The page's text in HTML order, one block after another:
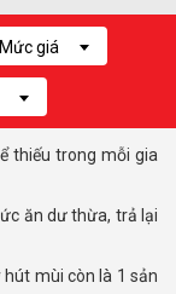
Mức giá